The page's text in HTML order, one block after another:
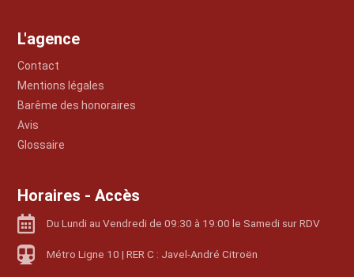
L'agence
Contact
Mentions légales
Barême des honoraires
Avis
Glossaire
Horaires - Accès
Du Lundi au Vendredi de 09:30 à 19:00 le Samedi sur RDV
Métro Ligne 10 | RER C : Javel-André Citroën